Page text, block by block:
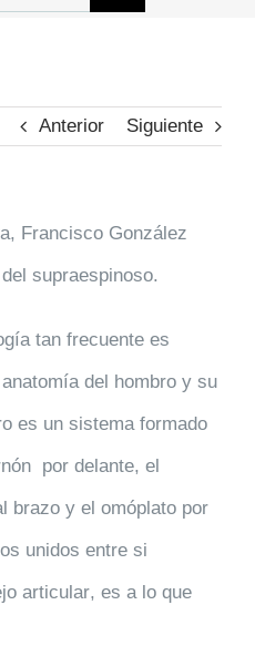
Anterior Siguiente
Francisco González
supraespinoso.
tan frecuente es
del hombro y su
es un sistema formado
n por delante, el
brazo y el omóplato por
unidos entre si
articular, es a lo que